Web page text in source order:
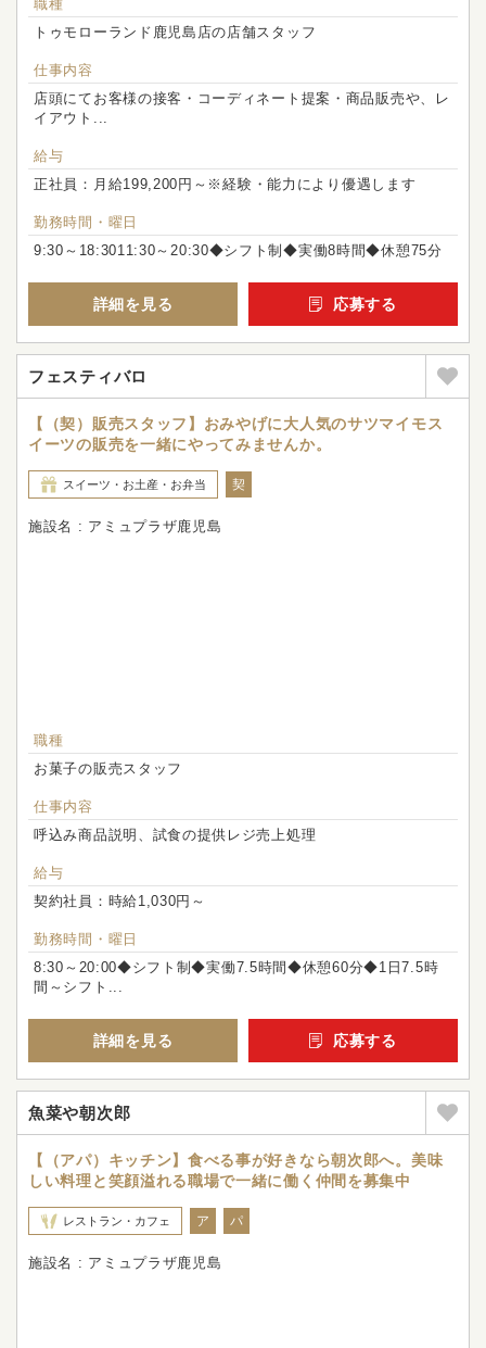
職種
トゥモローランド鹿児島店の店舗スタッフ
仕事内容
店頭にてお客様の接客・コーディネート提案・商品販売や、レ
イアウト...
給与
正社員：月給199,200円～※経験・能力により優遇します
勤務時間・曜日
9:30～18:3011:30～20:30◆シフト制◆実働8時間◆休憩75分
詳細を見る 応募する
フェスティバロ
【（契）販売スタッフ】おみやげに大人気のサツマイモス
イーツの販売を一緒にやってみませんか。
スイーツ・お土産・お弁当 契
施設名 : アミュプラザ鹿児島
職種
お菓子の販売スタッフ
仕事内容
呼込み商品説明、試食の提供レジ売上処理
給与
契約社員：時給1,030円～
勤務時間・曜日
8:30～20:00◆シフト制◆実働7.5時間◆休憩60分◆1日7.5時
間～シフト...
詳細を見る 応募する
魚菜や朝次郎
【（アパ）キッチン】食べる事が好きなら朝次郎へ。美味
しい料理と笑顔溢れる職場で一緒に働く仲間を募集中
レストラン・カフェ ア パ
施設名 : アミュプラザ鹿児島